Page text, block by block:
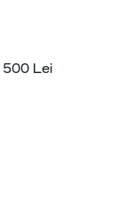
500 Lei